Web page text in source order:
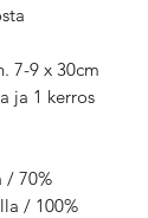
7-9 x 30cm
ja 1 kerros
/ 70%
/ 100%